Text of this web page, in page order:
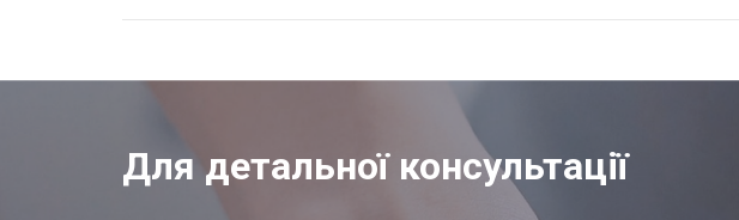
Для детальної консультації